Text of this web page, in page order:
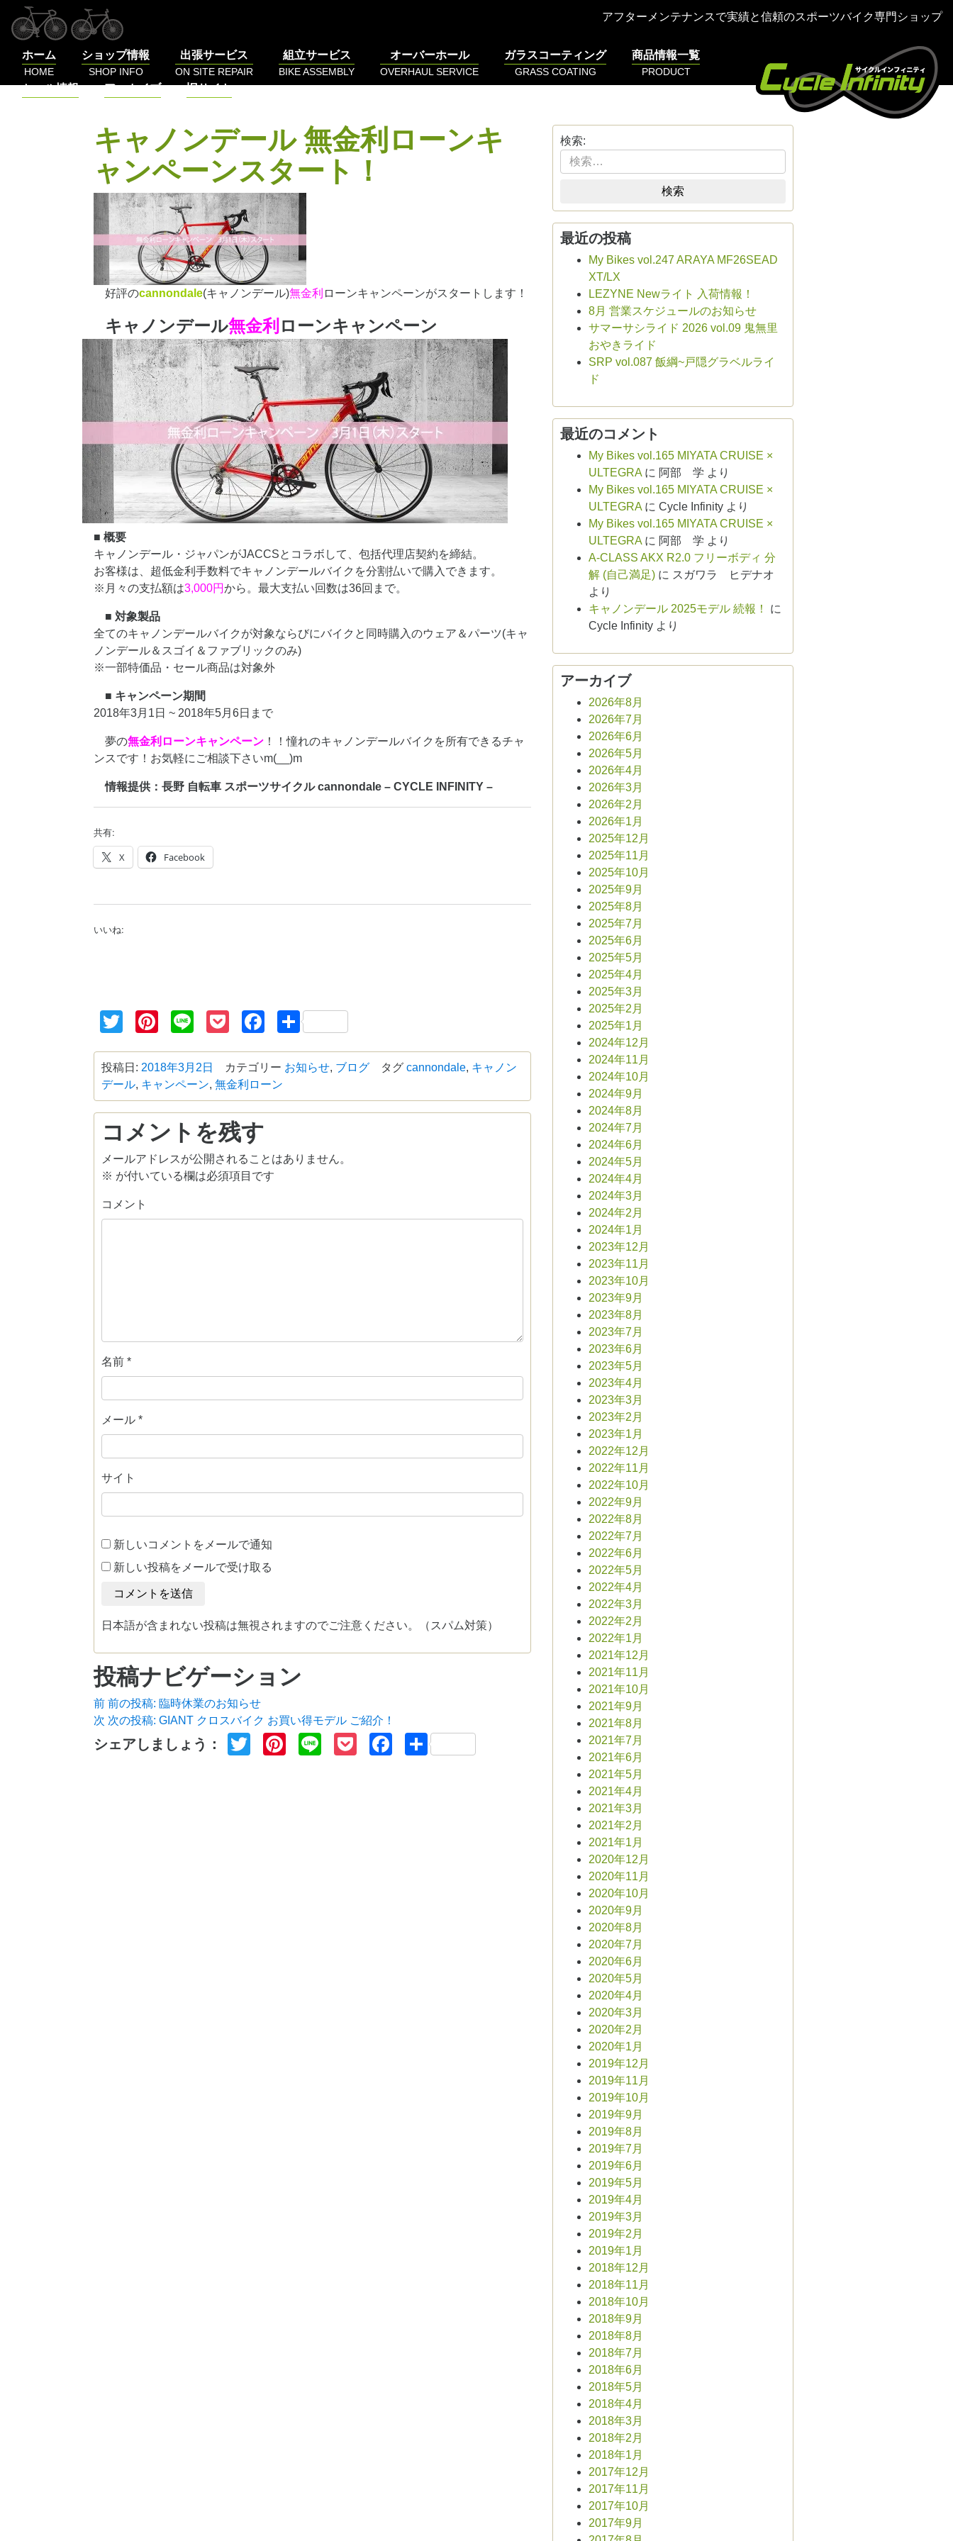
アフターメンテナンスで実績と信頼のスポーツバイク専門ショップ
ホーム
HOME
ショップ情報
SHOP INFO
出張サービス
ON SITE REPAIR
組立サービス
BIKE ASSEMBLY
オーバーホール
OVERHAUL SERVICE
ガラスコーティング
GRASS COATING
商品情報一覧
PRODUCT
セール情報 アーカイブ 旧サイト
キャノンデール 無金利ローンキ
ャンペーンスタート！
好評のcannondale(キャノンデール)無金利 ローンキャンペーンがスタートします！
キャノンデール無金利 ローンキャンペーン
■ 概要
キャノンデール・ジャパンがJACCSとコラボして、包括代理店契約を締結。
お客様は、超低金利手数料でキャノンデールバイクを分割払いで購入できます。
※月々の支払額は3,000円から。最大支払い回数は36回まで。
■ 対象製品
全てのキャノンデールバイクが対象ならびにバイクと同時購入のウェア＆パーツ(キャ
ノンデール＆スゴイ＆ファブリックのみ)
※一部特価品・セール商品は対象外
■ キャンペーン期間
2018年3月1日 ~ 2018年5月6日まで
夢の無金利ローンキャンペーン ！！憧れのキャノンデールバイクを所有できるチャ
ンスです！お気軽にご相談下さいm(__)m
情報提供：長野 自転車 スポーツサイクル cannondale – CYCLE INFINITY –
共有:
X Facebook
いいね:
TwitterPinterest
Line PocketFacebook
共
投稿日: 2018年3月2日 カテゴリー お知らせ, ブログ タグ cannondale, キャノン
デール, キャンペーン, 無金利ローン
コメントを残す
メールアドレスが公開されることはありません。
※ が付いている欄は必須項目です
コメント
名前 *
メール *
サイト
新しいコメントをメールで通知
新しい投稿をメールで受け取る
日本語が含まれない投稿は無視されますのでご注意ください。（スパム対策）
投稿ナビゲーション
前 前の投稿: 臨時休業のお知らせ
次 次の投稿: GIANT クロスバイク お買い得モデル ご紹介！
シェアしましょう： TwitterPinterest
Line PocketFacebook
共
検索:
検索
最近の投稿
My Bikes vol.247 ARAYA MF26SEAD
XT/LX
LEZYNE Newライト 入荷情報！
8月 営業スケジュールのお知らせ
サマーサシライド 2026 vol.09 鬼無里
おやきライド
SRP vol.087 飯綱~戸隠グラベルライ
ド
最近のコメント
My Bikes vol.165 MIYATA CRUISE ×
ULTEGRA に 阿部 学 より
My Bikes vol.165 MIYATA CRUISE ×
ULTEGRA にCycle Infinity より
My Bikes vol.165 MIYATA CRUISE ×
ULTEGRA に 阿部 学 より
A-CLASS AKX R2.0 フリーボディ 分
解 (自己満足) に スガワラ ヒデナオ
より
キャノンデール 2025モデル 続報！
に
Cycle Infinity より
アーカイブ
2026年8月
2026年7月
2026年6月
2026年5月
2026年4月
2026年3月
2026年2月
2026年1月
2025年12月
2025年11月
2025年10月
2025年9月
2025年8月
2025年7月
2025年6月
2025年5月
2025年4月
2025年3月
2025年2月
2025年1月
2024年12月
2024年11月
2024年10月
2024年9月
2024年8月
2024年7月
2024年6月
2024年5月
2024年4月
2024年3月
2024年2月
2024年1月
2023年12月
2023年11月
2023年10月
2023年9月
2023年8月
2023年7月
2023年6月
2023年5月
2023年4月
2023年3月
2023年2月
2023年1月
2022年12月
2022年11月
2022年10月
2022年9月
2022年8月
2022年7月
2022年6月
2022年5月
2022年4月
2022年3月
2022年2月
2022年1月
2021年12月
2021年11月
2021年10月
2021年9月
2021年8月
2021年7月
2021年6月
2021年5月
2021年4月
2021年3月
2021年2月
2021年1月
2020年12月
2020年11月
2020年10月
2020年9月
2020年8月
2020年7月
2020年6月
2020年5月
2020年4月
2020年3月
2020年2月
2020年1月
2019年12月
2019年11月
2019年10月
2019年9月
2019年8月
2019年7月
2019年6月
2019年5月
2019年4月
2019年3月
2019年2月
2019年1月
2018年12月
2018年11月
2018年10月
2018年9月
2018年8月
2018年7月
2018年6月
2018年5月
2018年4月
2018年3月
2018年2月
2018年1月
2017年12月
2017年11月
2017年10月
2017年9月